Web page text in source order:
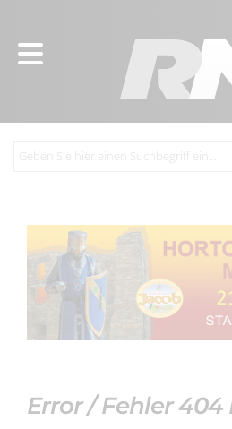
Error / Fehler